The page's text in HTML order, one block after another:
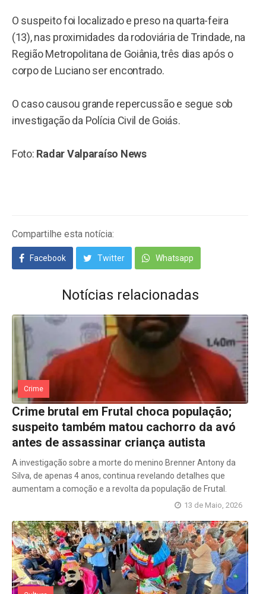
O suspeito foi localizado e preso na quarta-feira
(13), nas proximidades da rodoviária de Trindade, na
Região Metropolitana de Goiânia, três dias após o
corpo de Luciano ser encontrado.
O caso causou grande repercussão e segue sob
investigação da Polícia Civil de Goiás.
Foto: Radar Valparaíso News
Compartilhe esta notícia:
Facebook Twitter Whatsapp
Notícias relacionadas
Crime
Crime brutal em Frutal choca população;
suspeito também matou cachorro da avó
antes de assassinar criança autista
A investigação sobre a morte do menino Brenner Antony da
Silva, de apenas 4 anos, continua revelando detalhes que
aumentam a comoção e a revolta da população de Frutal.
13 de Maio, 2026